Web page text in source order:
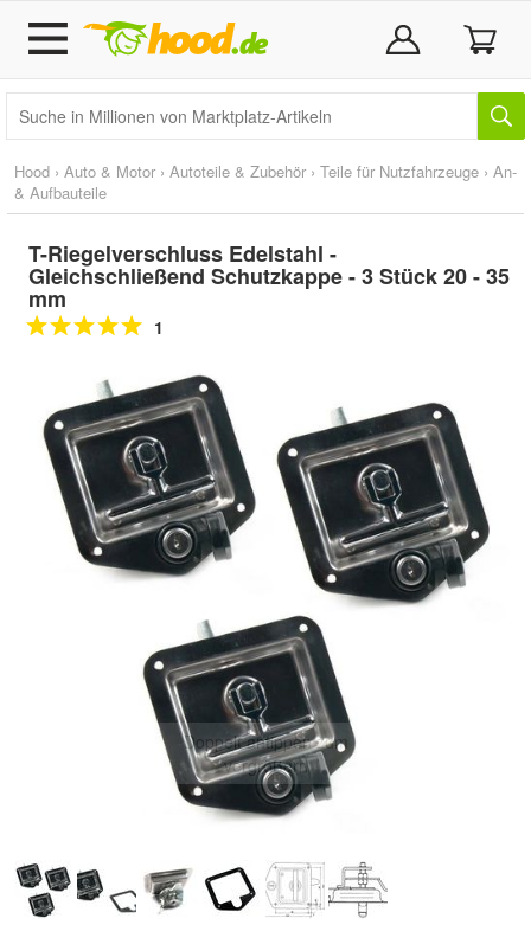
Hood › Auto & Motor › Autoteile & Zubehör › Teile für Nutzfahrzeuge › An-
& Aufbauteile
T-Riegelverschluss Edelstahl -
Gleichschließend Schutzkappe - 3 Stück 20 - 35
mm
1
Doppelt antippen zum
vergrößern